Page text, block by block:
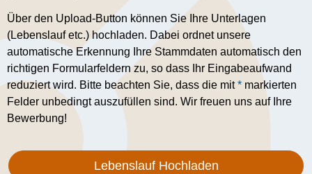
Über den Upload-Button können Sie Ihre Unterlagen
(Lebenslauf etc.) hochladen. Dabei ordnet unsere
automatische Erkennung Ihre Stammdaten automatisch den
richtigen Formularfeldern zu, so dass Ihr Eingabeaufwand
reduziert wird. Bitte beachten Sie, dass die mit* markierten
Felder unbedingt auszufüllen sind. Wir freuen uns auf Ihre
Bewerbung!
Lebenslauf Hochladen